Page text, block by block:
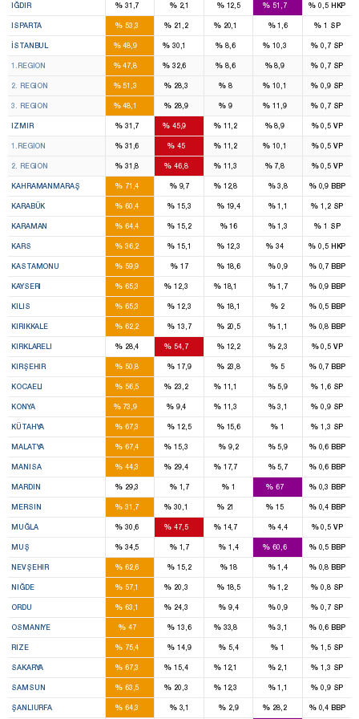
IĞDIR %31,7 %2,1 %12,5 % 51,7 % 0,5 HKP
ISPARTA %53,3 % 21,2 %20,1 %1,6 %1 SP
İSTANBUL %48,9 %30,1 % 8,6 % 10,3 % 0,7 SP
1.REGION %47,8 %32,6 % 8,6 %8,9 % 0,7 SP
2. REGION %51,3 % 28,3 % 8 % 10,1 % 0,9 SP
3. REGION %48,1 % 28,9 % 9 % 11,9 % 0,7 SP
IZMIR %31,7 %45,9 %11,2 %8,9 %0,5VP
1.REGION %31,6 % 45 %11,2 % 10,1 %0,5VP
2. REGION %31,8 % 46,8 %11,3 %7,8 %0,5VP
KAHRAMANMARAŞ %71,4 %9,7 %12,8 %3,8 %0,9BBP
KARABÜK %60,4 % 15,3 %19,4 %1,1 % 1,2 SP
KARAMAN %64,4 % 15,2 %16 %1,3 %1 SP
KARS %36,2 % 15,1 %12,3 % 34 % 0,5 HKP
KASTAMONU %59,9 % 17 %18,6 %0,9 %0,7BBP
KAYSERI %65,3 % 12,3 %18,1 %1,7 %0,9BBP
KILIS %65,3 % 12,3 %18,1 % 2 %0,5BBP
KIRIKKALE %62,2 % 13,7 %20,5 %1,1 %0,8BBP
KIRKLARELI %28,4 % 54,7 %12,2 %2,3 %0,5VP
KIRŞEHIR %50,8 % 17,9 %23,8 % 5 %0,7BBP
KOCAELI %56,5 % 23,2 %11,1 %5,9 % 1,6 SP
KONYA %73,9 %9,4 %11,3 %3,1 % 0,9 SP
KÜTAHYA %67,3 % 12,5 %15,6 % 1 % 1,3 SP
MALATYA %67,4 % 15,3 % 9,2 %5,9 %0,6BBP
MANISA %44,3 % 29,4 %17,7 %5,7 %0,6BBP
MARDIN %29,3 %1,7 %1 % 67 %0,3BBP
MERSIN %31,7 % 30,1 %21 % 15 %0,4BBP
MUĞLA %30,6 % 47,5 %14,7 %4,4 %0,5VP
MUŞ %34,5 %1,7 % 1,4 % 60,6 %0,5BBP
NEVŞEHIR %62,6 % 15,2 %18 %1,4 %0,8BBP
NIĞDE %57,1 % 20,3 %18,5 %1,2 % 0,8 SP
ORDU %63,1 % 24,3 % 9,4 %0,9 % 0,7 SP
OSMANIYE %47 % 13,6 %33,8 %3,1 %0,6BBP
RIZE %75,4 % 14,9 % 5,4 % 1 % 1,5 SP
SAKARYA %67,3 % 15,4 %12,1 %2,1 % 1,3 SP
SAMSUN %63,5 % 20,3 %12,3 %1,1 % 0,9 SP
ŞANLIURFA %64,3 %3,1 % 2,9 % 28,2 %0,4BBP